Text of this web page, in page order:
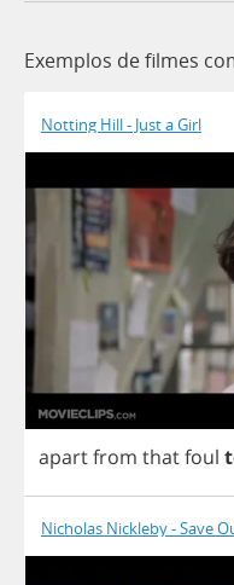
Exemplos de filmes
Notting Hill - Just a Girl
apartfrom thatfoul
Nicholas Nickleby - Save